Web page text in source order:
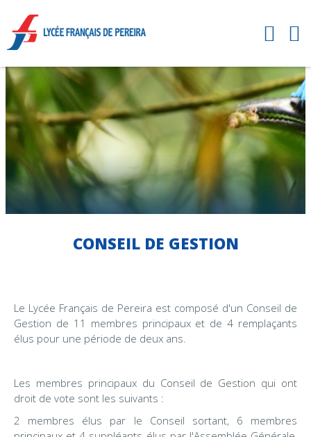
CONSEIL DE GESTION
Le Lycée Français de Pereira est composé d'un Conseil de
Gestion de 11 membres principaux et de 4 remplaçants
élus pour une période de deux ans.
Les membres principaux du Conseil de Gestion qui ont
droit de vote sont les suivants :
2 membres élus par le Conseil sortant, 6 membres